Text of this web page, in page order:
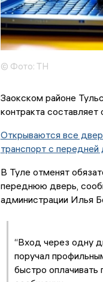
© Фото: ТН
Заокском районе
контракта
Открываются все
транспорт с передней
В Туле отменят
переднюю дверь,
администрации Илья
“Вход через одну
поручал
быстро оплачивать